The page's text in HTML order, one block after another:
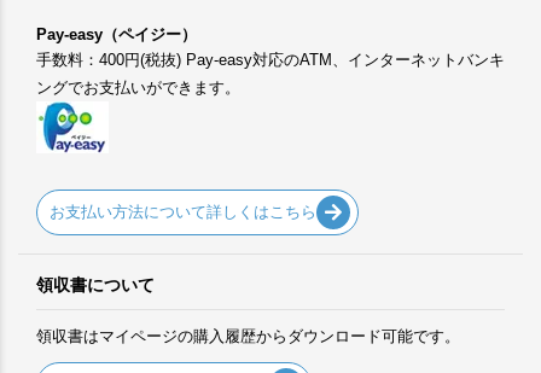
Pay-easy（ペイジー）
手数料：400円(税抜) Pay-easy対応のATM、インターネットバンキ
ングでお支払いができます。
お支払い方法について詳しくはこちら
領収書について
領収書はマイページの購入履歴からダウンロード可能です。